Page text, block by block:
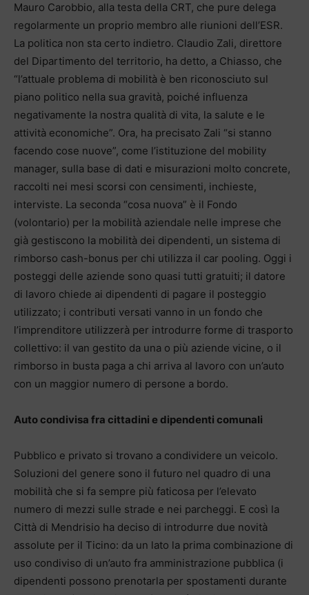
Mauro Carobbio, alla testa della CRT, che pure delega
regolarmente un proprio membro alle riunioni dell’ESR.
La politica non sta certo indietro. Claudio Zali, direttore
del Dipartimento del territorio, ha detto, a Chiasso, che
“l’attuale problema di mobilità è ben riconosciuto sul
piano politico nella sua gravità, poiché influenza
negativamente la nostra qualità di vita, la salute e le
attività economiche”. Ora, ha precisato Zali “si stanno
facendo cose nuove”, come l’istituzione del mobility
manager, sulla base di dati e misurazioni molto concrete,
raccolti nei mesi scorsi con censimenti, inchieste,
interviste. La seconda “cosa nuova” è il Fondo
(volontario) per la mobilità aziendale nelle imprese che
già gestiscono la mobilità dei dipendenti, un sistema di
rimborso cash-bonus per chi utilizza il car pooling. Oggi i
posteggi delle aziende sono quasi tutti gratuiti; il datore
di lavoro chiede ai dipendenti di pagare il posteggio
utilizzato; i contributi versati vanno in un fondo che
l’imprenditore utilizzerà per introdurre forme di trasporto
collettivo: il van gestito da una o più aziende vicine, o il
rimborso in busta paga a chi arriva al lavoro con un’auto
con un maggior numero di persone a bordo.
Auto condivisa fra cittadini e dipendenti comunali
Pubblico e privato si trovano a condividere un veicolo.
Soluzioni del genere sono il futuro nel quadro di una
mobilità che si fa sempre più faticosa per l’elevato
numero di mezzi sulle strade e nei parcheggi. E così la
Città di Mendrisio ha deciso di introdurre due novità
assolute per il Ticino: da un lato la prima combinazione di
uso condiviso di un’auto fra amministrazione pubblica (i
dipendenti possono prenotarla per spostamenti durante